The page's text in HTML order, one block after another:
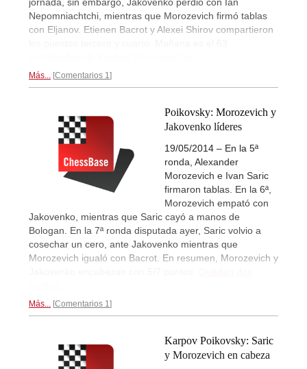
jornada, sin embargo, Jakovenko perdió con Ian
Nepomniachtchi, mientras que Morozevich firmó tablas
con Eljanov. Etienen Bacrot y Alexei Shirov compartieron
Más... Comentarios 1
Poikovsky: Morozevich y
Jakovenko líderes
19/05/2014 – En la 5ª
ronda, Alexander
Morozevich e Ivan Saric
firmaron tablas. En la 6ª,
Morozevich empató con
Jakovenko, mientras que Saric cayó a manos de
Bologan. En la 7ª ronda disputada ayer, Saric volvio a
cosechar un cero, ante Jakovenko mientras que
Morozevich igualó con Bacrot. En resumen, Morozevich y
Más... Comentarios 1
Karpov Poikovsky: Saric
y Morozevich en cabeza